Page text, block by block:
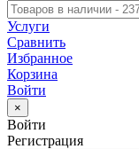
Услуги
Сравнить
Избранное
Корзина
Войти
×
Войти
Регистрация